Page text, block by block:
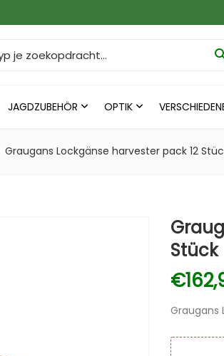
JAGDZUBEHÖR OPTIK
Graugans Lockgänse harvester pack 12
Stück
€
Graugans